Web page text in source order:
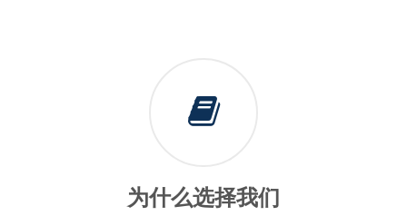
为什么选择我们